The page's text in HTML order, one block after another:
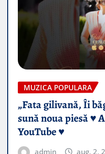
MUZICA POPULARA
„Fata gilivană, Îi
sună noua piesă ♥️
YouTube ♥️
admin aug. 2,